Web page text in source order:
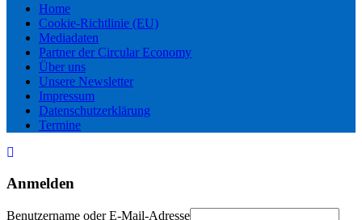
Home
Cookie-Richtlinie (EU)
Mediadaten
Partner der Circular Economy
Über uns
Unsere Newsletter
Impressum
Datenschutzerklärung
Termine
Anmelden
Benutzername oder E-Mail-Adresse